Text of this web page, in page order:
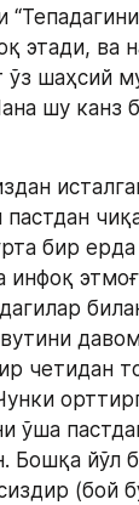
этади, ва
ўз шаҳсий
шу канз
пастдан
бир
инфоқ
четидан
ўша
Бошқа йўл
(бой